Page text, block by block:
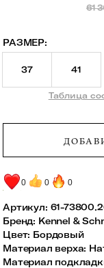
61
РАЗМЕР:
37 41
Таблица
0 0 0
Артикул: 61-
Бренд: Kennel &
Цвет: Бордовый
Материал верха:
Материал